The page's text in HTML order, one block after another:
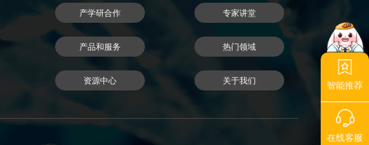
智能推荐
在线客服
产学研合作 专家讲堂
产品和服务 热门领域
资源中心 关于我们